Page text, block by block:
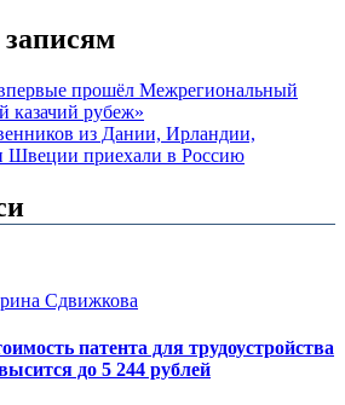
прошёл Межрегиональный
казачий рубеж»
из Дании, Ирландии,
Швеции приехали в Россию
Сдвижкова
патента для трудоустройства
до 5 244 рублей